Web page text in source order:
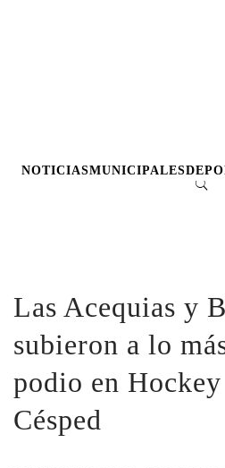
NOTICIASMUNICIPALES
Las Acequias y
subieron a lo
podio en
Césped